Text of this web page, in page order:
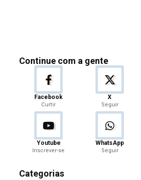
Continue com a gente
Facebook
Curtir
X
Seguir
Youtube
Inscrever-se
WhatsApp
Seguir
Categorias